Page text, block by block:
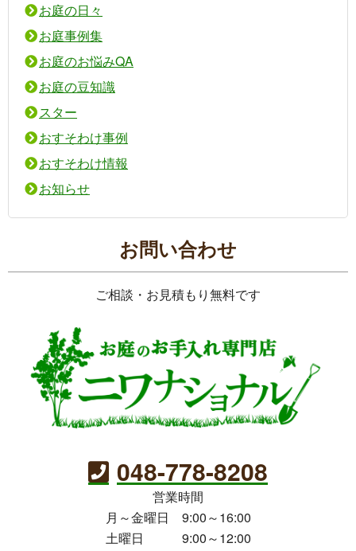
お庭の日々
お庭事例集
お庭のお悩みQA
お庭の豆知識
スター
おすそわけ事例
おすそわけ情報
お知らせ
お問い合わせ
ご相談・お見積もり無料です
048-778-8208
営業時間
月～金曜日 9:00～16:00
土曜日 9:00～12:00